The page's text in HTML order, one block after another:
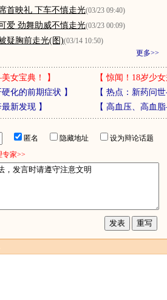
首映礼 下车不慎走光(03/23 09:40)
爱 劲舞助威不慎走光(03/23 00:09)
疑胸前走光(图)(03/14 10:50)
更多>>
女宝典！ 】 【惊闻！18岁少
化的前期症状 】 【 热点：新药问
新发现】 【 高血压、高血
匿名 隐藏地址
设为辩论话题
专家>>